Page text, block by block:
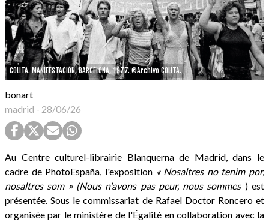
COLITA. MANIFESTACIÓN, BARCELONA, 1977. ©Archivo COLITA.
bonart
madrid - 28/06/26
Au Centre culturel-librairie Blanquerna de Madrid, dans le
cadre de PhotoEspaña, l'exposition « Nosaltres no tenim por,
nosaltres som » (Nous n'avons pas peur, nous sommes) est
présentée. Sous le commissariat de Rafael Doctor Roncero et
organisée par le ministère de l'Égalité en collaboration avec la